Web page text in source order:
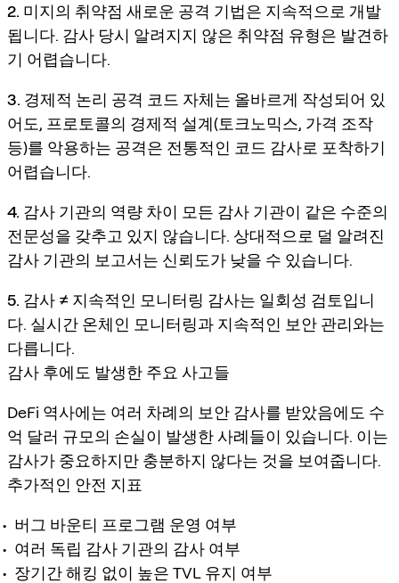
2. 미지의 취약점 새로운 공격 기법은 지속적으로 개발
됩니다. 감사 당시 알려지지 않은 취약점 유형은 발견하
기 어렵습니다.
3. 경제적 논리 공격 코드 자체는 올바르게 작성되어 있
어도, 프로토콜의 경제적 설계(토크노믹스, 가격 조작
등)를 악용하는 공격은 전통적인 코드 감사로 포착하기
어렵습니다.
4. 감사 기관의 역량 차이 모든 감사 기관이 같은 수준의
전문성을 갖추고 있지 않습니다. 상대적으로 덜 알려진
감사 기관의 보고서는 신뢰도가 낮을 수 있습니다.
5. 감사 ≠ 지속적인 모니터링 감사는 일회성 검토입니
다. 실시간 온체인 모니터링과 지속적인 보안 관리와는
다릅니다.
감사 후에도 발생한 주요 사고들
DeFi 역사에는 여러 차례의 보안 감사를 받았음에도 수
억 달러 규모의 손실이 발생한 사례들이 있습니다. 이는
감사가 중요하지만 충분하지 않다는 것을 보여줍니다.
추가적인 안전 지표
버그 바운티 프로그램 운영 여부
여러 독립 감사 기관의 감사 여부
장기간 해킹 없이 높은 TVL 유지 여부